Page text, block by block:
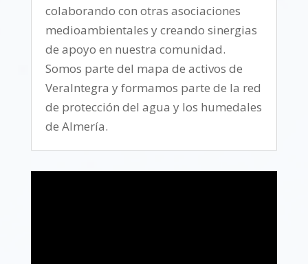
colaborando con otras asociaciones
medioambientales y creando sinergias
de apoyo en nuestra comunidad.
Somos parte del mapa de activos de
VeraIntegra y formamos parte de la red
de protección del agua y los humedales
de Almería.